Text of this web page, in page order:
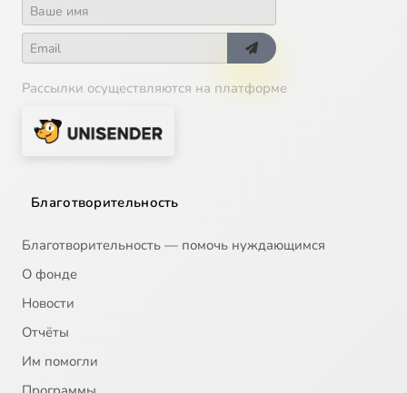
Рассылки осуществляются на платформе
Благотворительность
Благотворительность — помочь нуждающимся
О фонде
Новости
Отчёты
Им помогли